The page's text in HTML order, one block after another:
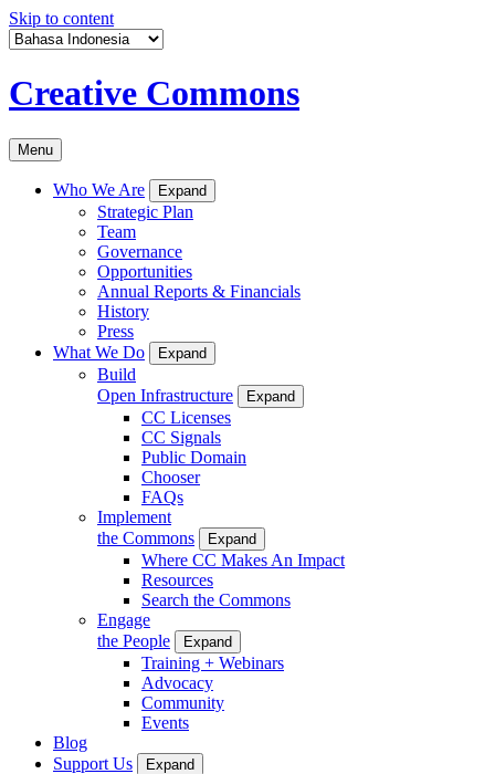
Skip to content
Creative Commons
Menu
Who We Are Expand
Strategic Plan
Team
Governance
Opportunities
Annual Reports & Financials
History
Press
What We Do
Expand
Build
Open Infrastructure
Expand
CC Licenses
CC Signals
Public Domain
Chooser
FAQs
Implement
the Commons
Expand
Where CC Makes An Impact
Resources
Search the Commons
Engage
the People
Expand
Training + Webinars
Advocacy
Community
Events
Blog
Support Us
Expand